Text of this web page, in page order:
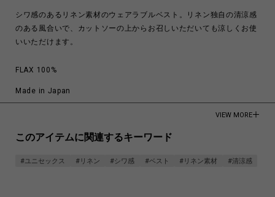
シワ感のあるリネン素材のウェアラブルベスト。リネン独自の清涼感
のある風合いで、カットソーの上からお召しいただいても涼しくお使
いいただけます。
FLAX 100%
Made in Japan
VIEW MORE
このアイテムに関連するキーワード
#ユニセックス #リネン #シワ感 #ベスト #リネン素材 #清涼感